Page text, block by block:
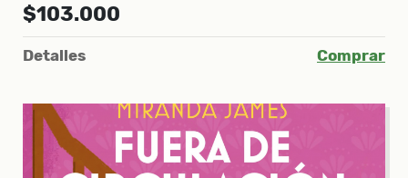
$103.000
Detalles Comprar